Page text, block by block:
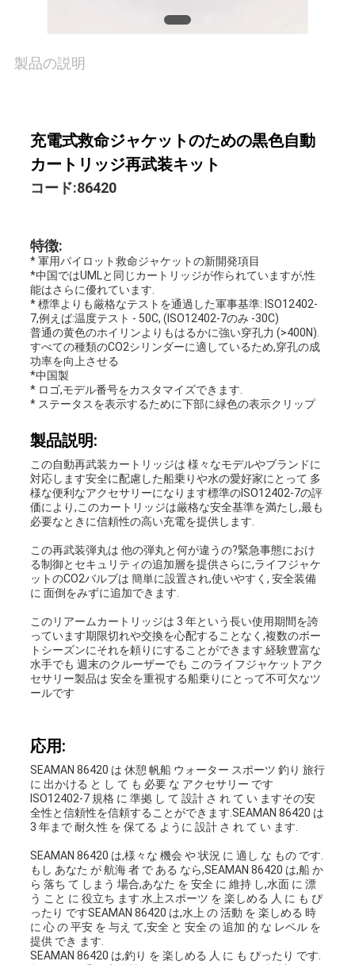
質
COMPANY
NEWS
PRIVACY
製品の説明
充電式救命ジャケットのための黒色自動
カートリッジ再武装キット
コード:86420
特徴:
* 軍用パイロット救命ジャケットの新開発項目
*中国ではUMLと同じカートリッジが作られていますが,性
能はさらに優れています.
* 標準よりも厳格なテストを通過した軍事基準: ISO12402-
7,例えば:温度テスト - 50C, (ISO12402-7のみ -30C)
普通の黄色のホイリンよりもはるかに強い穿孔力 (>400N).
すべての種類のCO2シリンダーに適しているため,穿孔の成
功率を向上させる
*中国製
* ロゴ,モデル番号をカスタマイズできます.
* ステータスを表示するために下部に緑色の表示クリップ
製品説明:
この自動再武装カートリッジは 様々なモデルやブランドに
対応します安全に配慮した船乗りや水の愛好家にとって 多
様な便利なアクセサリーになります標準のISO12402-7の評
価により,このカートリッジは厳格な安全基準を満たし,最も
必要なときに信頼性の高い充電を提供します.
この再武装弾丸は 他の弾丸と何が違うの?緊急事態におけ
る制御とセキュリティの追加層を提供さらに,ライフジャケ
ットのCO2バルブは 簡単に設置され,使いやすく, 安全装備
に 面倒をみずに追加できます.
このリアームカートリッジは 3 年という長い使用期間を誇
っています期限切れや交換を心配することなく,複数のボー
トシーズンにそれを頼りにすることができます.経験豊富な
水手でも 週末のクルーザーでも このライフジャケットアク
セサリー製品は 安全を重視する船乗りにとって不可欠なツ
ールです
応用:
SEAMAN 86420 は 休憩 帆船 ウォーター スポーツ 釣り 旅行
に 出かける と し て も 必要 な アクセサリー です
ISO12402-7 規格 に 準拠 し て 設計 さ れ て い ますその安
全性と信頼性を信頼することができます.SEAMAN 86420 は
3 年まで 耐久性 を 保てる ように 設計 さ れ て い ます.
SEAMAN 86420 は,様々な 機会 や 状況 に 適し な もの です.
もし あなた が 航海 者 で ある なら,SEAMAN 86420 は,船 か
ら 落ち て しまう 場合,あなた を 安全 に 維持 し,水面 に 漂
う こと に 役立ち ます.水上スポーツ を 楽しめる 人 に も ぴ
ったり ですSEAMAN 86420 は,水上 の 活動 を 楽しめる 時
に 心 の 平安 を 与え て,安全 と 安全 の 追加 的 な レベル を
提供 でき ます.
SEAMAN 86420 は,釣り を 楽しめる 人 に も ぴったり です.